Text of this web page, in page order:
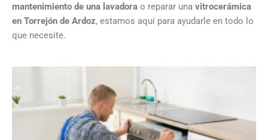
mantenimiento de una lavadora o reparar una vitrocerámica
en Torrejón de Ardoz, estamos aquí para ayudarle en todo lo
que necesite.